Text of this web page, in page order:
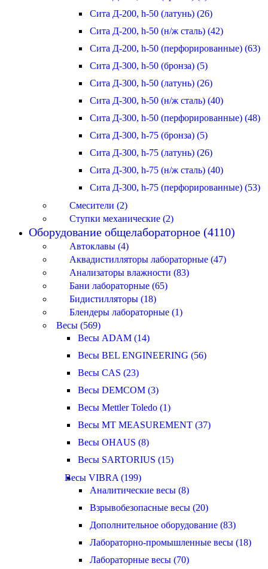
Сита Д-200, h-50 (латунь) (26)
Сита Д-200, h-50 (н/ж сталь) (42)
Сита Д-200, h-50 (перфорированные) (63)
Сита Д-300, h-50 (бронза) (5)
Сита Д-300, h-50 (латунь) (26)
Сита Д-300, h-50 (н/ж сталь) (40)
Сита Д-300, h-50 (перфорированные) (48)
Сита Д-300, h-75 (бронза) (5)
Сита Д-300, h-75 (латунь) (26)
Сита Д-300, h-75 (н/ж сталь) (40)
Сита Д-300, h-75 (перфорированные) (53)
Смесители (2)
Ступки механические (2)
Оборудование общелабораторное (4110)
Автоклавы (4)
Аквадистилляторы лабораторные (47)
Анализаторы влажности (83)
Бани лабораторные (65)
Бидистилляторы (18)
Блендеры лабораторные (1)
Весы (569)
Весы ADAM (14)
Весы BEL ENGINEERING (56)
Весы CAS (23)
Весы DEMCOM (3)
Весы Mettler Toledo (1)
Весы MT MEASUREMENT (37)
Весы OHAUS (8)
Весы SARTORIUS (15)
Весы VIBRA (199)
Аналитические весы (8)
Взрывобезопасные весы (20)
Дополнительное оборудование (83)
Лабораторно-промышленные весы (18)
Лабораторные весы (70)